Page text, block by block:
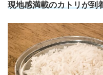
現地感満載のカトリが到